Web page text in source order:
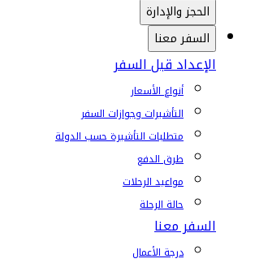
الحجز والإدارة
السفر معنا
الإعداد قبل السفر
أنواع الأسعار
التأشيرات وجوازات السفر
متطلبات التأشيرة حسب الدولة
طرق الدفع
مواعيد الرحلات
حالة الرحلة
السفر معنا
درجة الأعمال